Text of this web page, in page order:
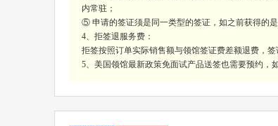
内常驻；
⑤ 申请的签证须是同一类型的签证，如之前获得的
4、拒签退服务费：
拒签按照订单实际销售额与领馆签证费差额退费，
5、美国领馆最新政策免面试产品送签也需要预约，